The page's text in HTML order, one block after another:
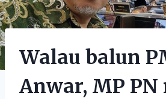
Walau balun
Anwar, MP PN